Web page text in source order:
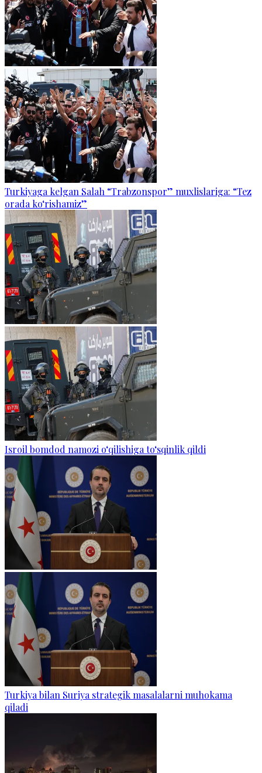
Turkiyaga kelgan Salah “Trabzonspor” muxlislariga: “Tez
orada ko‘rishamiz”
Isroil bomdod namozi o‘qilishiga to‘sqinlik qildi
Turkiya bilan Suriya strategik masalalarni muhokama
qiladi